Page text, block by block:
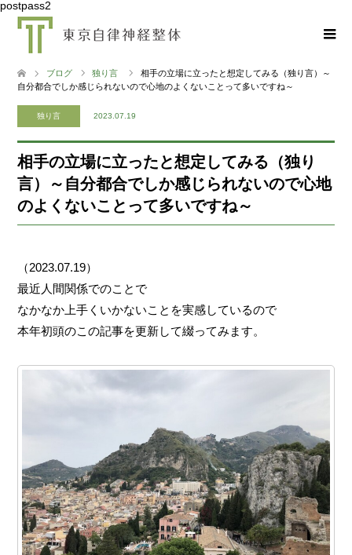
postpass2
ブログ 独り言
相手の立場に立ったと想定してみる（独り言）～
自分都合でしか感じられないので心地のよくないことって多いですね～
独り言 2023.07.19
相手の立場に立ったと想定してみる（独り
言）～自分都合でしか感じられないので心地
のよくないことって多いですね～
（2023.07.19）
最近人間関係でのことで
なかなか上手くいかないことを実感しているので
本年初頭のこの記事を更新して綴ってみます。